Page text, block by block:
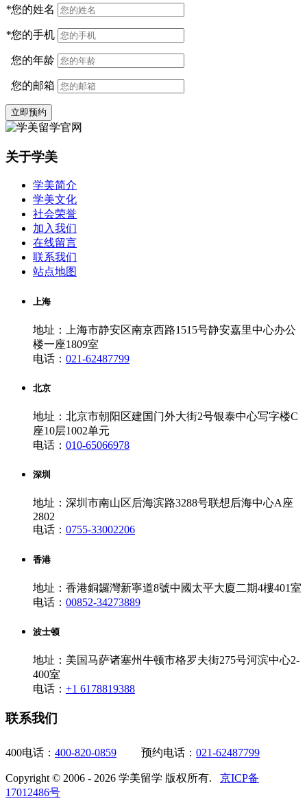
*您的姓名
*您的手机
您的年龄
您的邮箱
立即预约
关于学美
学美简介
学美文化
社会荣誉
加入我们
在线留言
联系我们
站点地图
上海
地址：上海市静安区南京西路1515号静安嘉里中心办公
楼一座1809室
电话： 021-62487799
北京
地址：北京市朝阳区建国门外大街2号银泰中心写字楼C
座10层1002单元
电话： 010-65066978
深圳
地址：深圳市南山区后海滨路3288号联想后海中心A座
2802
电话： 0755-33002206
香港
地址：香港銅鑼灣新寧道8號中國太平大廈二期4樓401室
电话： 00852-34273889
波士顿
地址：美国马萨诸塞州牛顿市格罗夫街275号河滨中心2-
400室
电话： +1 6178819388
联系我们
400电话： 400-820-0859 预约电话： 021-62487799
Copyright © 2006 - 2026 学美留学 版权所有. 京ICP备
17012486号